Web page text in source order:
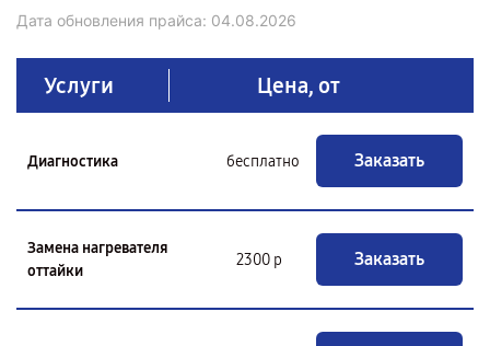
Дата обновления прайса: 04.08.2026
Услуги Цена, от
Диагностика бесплатно Заказать
Замена нагревателя
оттайки
2300 р Заказать